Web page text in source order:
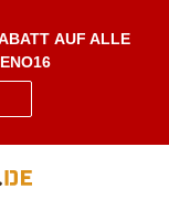
AUF ALLE